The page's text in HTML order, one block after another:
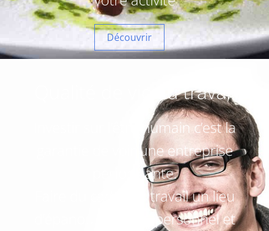
Découvrir
Qualité de vie au travail
Investir sur l’être humain c’est la
garantie de voir une entreprise
performante.
Faire du cadre du travail un lieu
d’épanouissement personnel et